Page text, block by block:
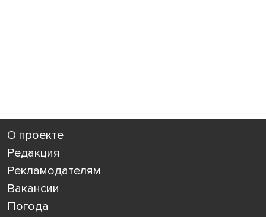
О проекте
Редакция
Рекламодателям
Вакансии
Погода